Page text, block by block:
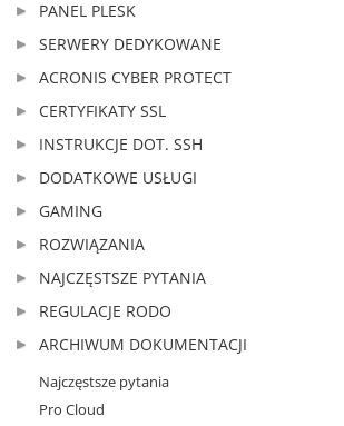
PANEL PLESK
SERWERY DEDYKOWANE
ACRONIS CYBER PROTECT
CERTYFIKATY SSL
INSTRUKCJE DOT. SSH
DODATKOWE USŁUGI
GAMING
ROZWIĄZANIA
NAJCZĘSTSZE PYTANIA
REGULACJE RODO
ARCHIWUM DOKUMENTACJI
Najczęstsze pytania
Pro Cloud